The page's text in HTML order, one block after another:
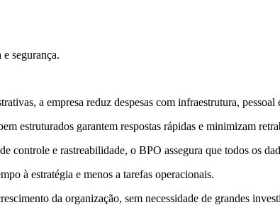
segurança.
a empresa reduz despesas com infraestrutura, pessoal
estruturados garantem respostas rápidas e minimizam
controle e rastreabilidade, o BPO assegura que todos os
à estratégia e menos a tarefas operacionais.
da organização, sem necessidade de grandes